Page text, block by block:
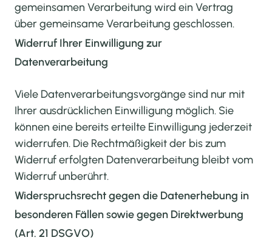
HÜNER
gemeinsamen Verarbeitung wird ein Vertrag
über gemeinsame Verarbeitung geschlossen.
Widerruf Ihrer Einwilligung zur
Datenverarbeitung
Viele Datenverarbeitungsvorgänge sind nur mit
Ihrer ausdrücklichen Einwilligung möglich. Sie
können eine bereits erteilte Einwilligung jederzeit
widerrufen. Die Rechtmäßigkeit der bis zum
Widerruf erfolgten Datenverarbeitung bleibt vom
Widerruf unberührt.
Widerspruchsrecht gegen die Datenerhebung in
besonderen Fällen sowie gegen Direktwerbung
(Art. 21 DSGVO)